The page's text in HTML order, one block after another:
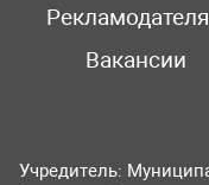
Вакансии
Учредитель: